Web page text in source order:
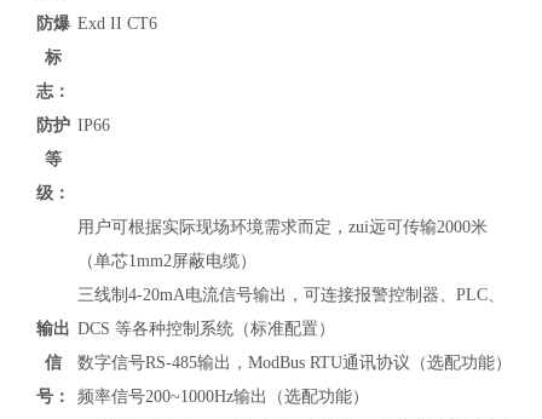
防爆
标
志：
Exd II CT6
防护
等
级：
IP66
输出
信
号：
用户可根据实际现场环境需求而定，zui远可传输2000米
（单芯1mm2屏蔽电缆）
三线制4-20mA电流信号输出，可连接报警控制器、PLC、
DCS 等各种控制系统（标准配置）
数字信号RS-485输出， ModBus RTU通讯协议 （选配功能）
频率信号200~1000Hz输出（选配功能）